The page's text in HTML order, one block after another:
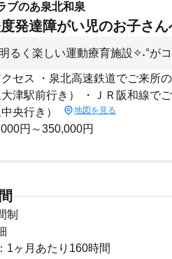
ブのあ泉北和泉
発達障がい児のお子さ
るく楽しい運動療育施設✧˖°がコ
セス ・泉北高速鉄道でご来所
津駅前行き） ・ＪＲ阪和線で
央行き）
地図を見る
円～350,000円
制
1ヶ月あたり160時間